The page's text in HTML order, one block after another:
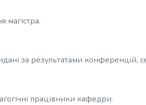
магістра.
за результатами конференцій,
працівники кафедри.